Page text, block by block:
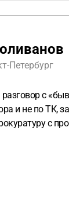
Петербург
с
и не по ТК,
с